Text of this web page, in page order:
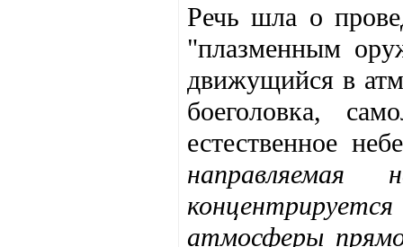
Речь шла о
"плазменным
движущийся в
боеголовка,
естественное
направляемая
атмосферы